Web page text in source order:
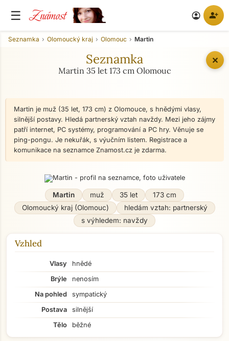
☰ Známost account_circle person_add
✕
Seznamka Olomoucký kraj Olomouc Martin
Seznamka
Martin 35 let 173 cm Olomouc
Martin je muž (35 let, 173 cm) z Olomouce, s hnědými vlasy,
silnější postavy. Hledá partnerský vztah navždy. Mezi jeho zájmy
patří internet, PC systémy, programování a PC hry. Věnuje se
ping-pongu. Je nekuřák, s výučním listem. Registrace a
komunikace na seznamce Znamost.cz je zdarma.
Martin muž 35 let
173 cm
Olomoucký kraj (Olomouc)
hledám vztah: partnerský
s výhledem: navždy
Vzhled
Vlasy
hnědé
Brýle
nenosím
Na pohled
sympatický
Postava
silnější
Tělo
běžné